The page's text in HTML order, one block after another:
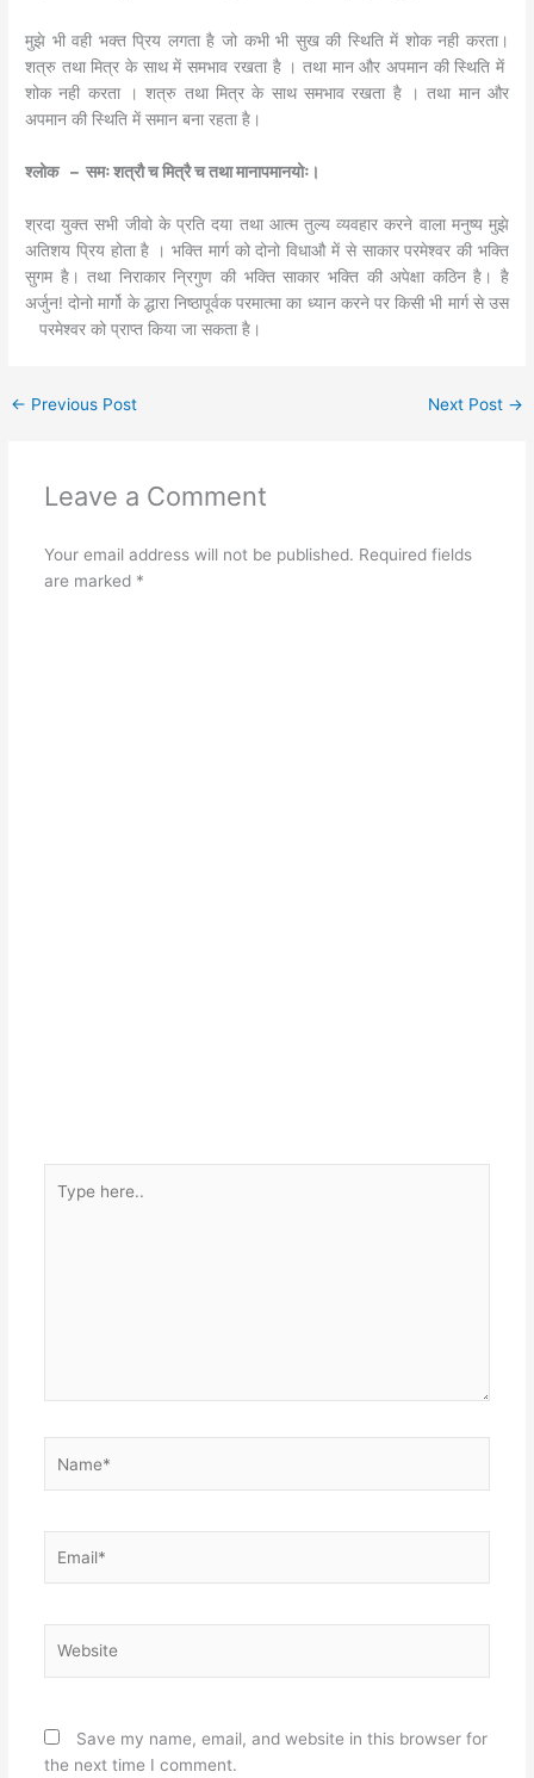
मुझे भी वही भक्त प्रिय लगता है जो कभी भी सुख की स्थिति में शोक नही करता।
शत्रु तथा मित्र के साथ में समभाव रखता है । तथा मान और अपमान की स्थिति में
शोक नही करता । शत्रु तथा मित्र के साथ समभाव रखता है । तथा मान और
अपमान की स्थिति में समान बना रहता है।
श्‍लोक – समः शत्रौ च मित्रै च तथा मानापमानयोः।
श्रदा युक्त सभी जीवो के प्रति दया तथा आत्म तुल्य व्यवहार करने वाला मनुष्य मुझे
अतिशय प्रिय होता है । भक्ति मार्ग को दोनो विधाऔ में से साकार परमेश्वर की भक्ति
सुगम है। तथा निराकार न्रिगुण की भक्ति साकार भक्ति की अपेक्षा कठिन है। है
अर्जुन! दोनो मार्गो के द्धारा निष्ठापूर्वक परमात्मा का ध्यान करने पर किसी भी मार्ग से उस
परमेश्वर को प्राप्त किया जा सकता है।
← Previous Post Next Post →
Leave a Comment
Your email address will not be published. Required fields
are marked *
here..
Save my name, email, and website in this browser for
the next time I comment.